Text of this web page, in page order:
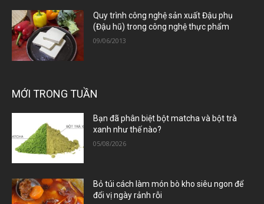
Quy trình công nghệ sản xuất Đậu phụ
(Đậu hũ) trong công nghệ thực phẩm
09/06/2013
MỚI TRONG TUẦN
Bạn đã phân biệt bột matcha và bột trà
xanh như thế nào?
05/08/2026
Bỏ túi cách làm món bò kho siêu ngon để
đổi vị ngày rảnh rỗi